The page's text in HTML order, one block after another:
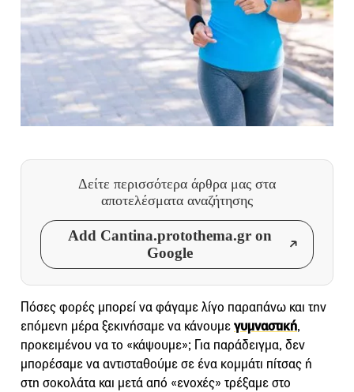
Δείτε περισσότερα άρθρα μας στα
αποτελέσματα αναζήτησης
Add Cantina.protothema.gr on
Google
Πόσες φορές μπορεί να φάγαμε λίγο παραπάνω και την
επόμενη μέρα ξεκινήσαμε να κάνουμεγυμναστική,
προκειμένου να το «κάψουμε»; Για παράδειγμα, δεν
μπορέσαμε να αντισταθούμε σε ένα κομμάτι πίτσας ή
στη σοκολάτα και μετά από «ενοχές» τρέξαμε στο